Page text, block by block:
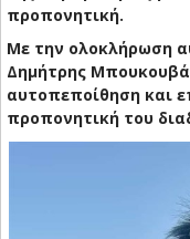
προπονητική.
Με την ολοκλήρωση
Δημήτρης
αυτοπεποίθηση και
προπονητική του